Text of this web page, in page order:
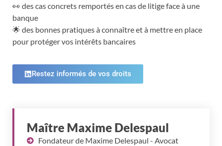
👀 des cas concrets remportés en cas de litige face à une
banque
🌟 des bonnes pratiques à connaître et à mettre en place
pour protéger vos intérêts bancaires
Restez informés de vos droits
Maître Maxime Delespaul
Fondateur de Maxime Delespaul - Avocat​